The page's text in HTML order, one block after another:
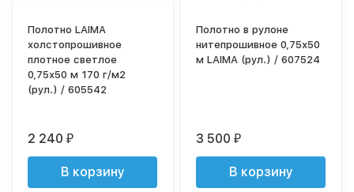
Полотно LAIMA
холстопрошивное
плотное светлое
0,75х50 м 170 г/м2
(рул.) / 605542
2 240₽
В корзину
Полотно в рулоне
нитепрошивное 0,75х50
м LAIMA (рул.) / 607524
3 500₽
В корзину